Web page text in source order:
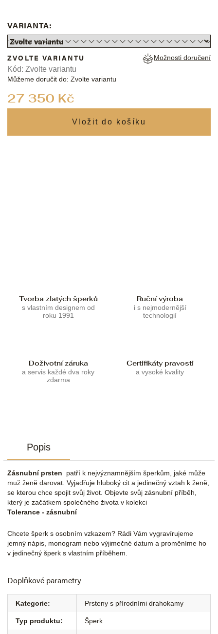
VARIANTA:
27 350 Kč
ZVOLTE VARIANTU
Můžeme doručit do: Zvolte variantu
Možnosti doručení
Kód: Zvolte variantu
Tvorba zlatých šperků
s vlastním designem od
roku 1991
Ruční výroba
i s nejmodernější
technologií
Doživotní záruka
a servis každé dva roky
zdarma
Certifikáty pravosti
a vysoké kvality
Popis
Zásnubní prsten patří k nejvýznamnějším šperkům, jaké může
muž ženě darovat. Vyjadřuje hluboký cit a jedinečný vztah k ženě,
se kterou chce spojit svůj život. Objevte svůj zásnubní příběh,
který je začátkem společného života v kolekci
Tolerance - zásnubní
Chcete šperk s osobním vzkazem? Rádi Vám vygravírujeme
jemný nápis, monogram nebo výjimečné datum a proměníme ho
v jedinečný šperk s vlastním příběhem.
Doplňkové parametry
Kategorie: Prsteny s přírodními drahokamy
Typ produktu: Šperk